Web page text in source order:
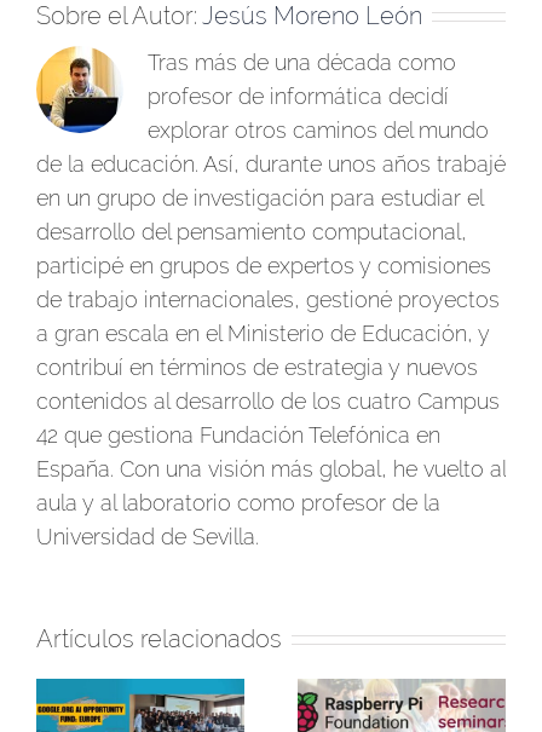
Sobre el Autor: Jesús Moreno León
Tras más de una década como
profesor de informática decidí
explorar otros caminos del mundo
de la educación. Así, durante unos años trabajé
en un grupo de investigación para estudiar el
desarrollo del pensamiento computacional,
participé en grupos de expertos y comisiones
de trabajo internacionales, gestioné proyectos
a gran escala en el Ministerio de Educación, y
contribuí en términos de estrategia y nuevos
contenidos al desarrollo de los cuatro Campus
42 que gestiona Fundación Telefónica en
España. Con una visión más global, he vuelto al
aula y al laboratorio como profesor de la
Universidad de Sevilla.
Artículos relacionados
Programamos